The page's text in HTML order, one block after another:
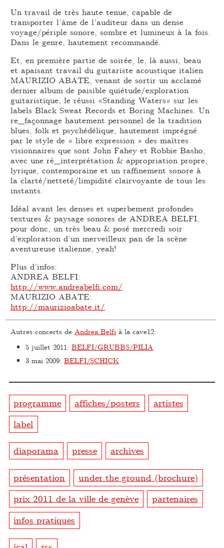
Un travail de très haute tenue, capable de
transporter l’âme de l’auditeur dans un dense
voyage/périple sonore, sombre et lumineux à la fois.
Dans le genre, hautement recommandé.
Et, en première partie de soirée, le, là aussi, beau
et apaisant travail du guitariste acoustique italien
MAURIZIO ABATE, venant de sortir un acclamé
dernier album de paisible quiétude/exploration
guitaristique, le réussi «Standing Waters» sur les
labels Black Sweat Records et Boring Machines. Un
re_façonnage hautement personnel de la tradition
blues, folk et psychédélique, hautement imprégné
par le style de « libre expression » des maîtres
visionnaires que sont John Fahey et Robbie Basho,
avec une ré_interprétation & appropriation propre,
lyrique, contemporaine et un raffinement sonore à
la clarté/netteté/limpidité clairvoyante de tous les
instants.
Idéal avant les denses et superbement profondes
textures & paysage sonores de ANDREA BELFI,
pour donc, un très beau & posé mercredi soir
d’exploration d’un merveilleux pan de la scène
aventureuse italienne, yeah!
Plus d’infos:
ANDREA BELFI:
http://www.andreabelfi.com/
MAURIZIO ABATE:
http://maurizioabate.it/
Autres concerts de Andrea Belfi à la cave12:
5 juillet 2011:BELFI/GRUBBS/PILIA
3 mai 2009:BELFI/SCHICK
programme affiches/posters
artistes
label
diaporama presse archives
présentation
under the ground (brochure)
prix 2011 de la ville de genève
partenaires
infos pratiques